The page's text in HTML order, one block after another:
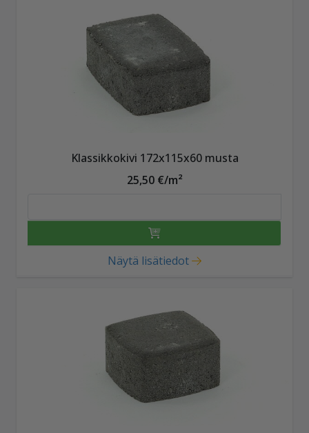
Klassikkokivi 172x115x60 musta
25,50 €/m²
Näytä lisätiedot